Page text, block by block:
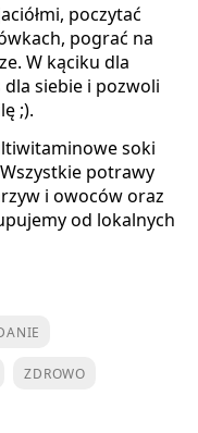
poczytać
pograć na
W kąciku dla
siebie i pozwoli
;).
soki
potrawy
i owoców oraz
od lokalnych
ZDROWO